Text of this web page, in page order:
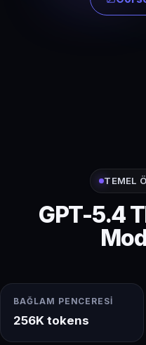
TEMEL
GPT-5.4
BAĞLAM PENCERESI
256K tokens